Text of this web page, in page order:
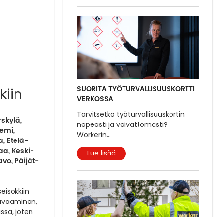
Etelä-
Keski-
Päijät-
joten
SUORITA TYÖTURVALLISUUSKORTTI
VERKOSSA
Tarvitsetko työturvallisuuskortin
nopeasti ja vaivattomasti?
Workerin...
Lue lisää